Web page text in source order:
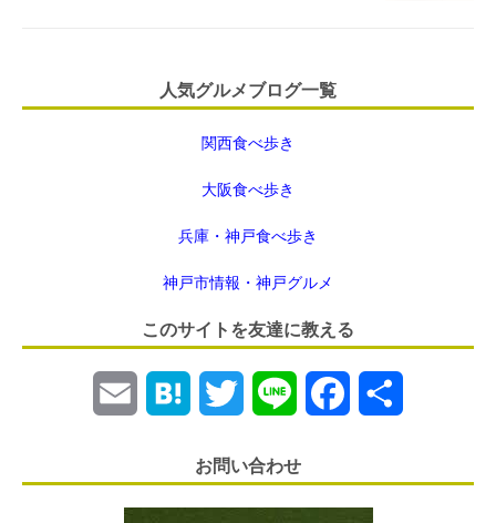
人気グルメブログ一覧
関西食べ歩き
大阪食べ歩き
兵庫・神戸食べ歩き
神戸市情報・神戸グルメ
このサイトを友達に教える
a t i n c
お問い合わせ